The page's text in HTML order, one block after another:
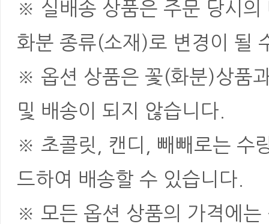
※ 실배송 상품은 주문 당시의
화분 종류(소재)로 변경이 될
※ 옵션 상품은 꽃(화분)상품
및 배송이 되지 않습니다.
※ 초콜릿, 캔디, 빼빼로는 수
드하여 배송할 수 있습니다.
※ 모든 옵션 상품의 가격에는